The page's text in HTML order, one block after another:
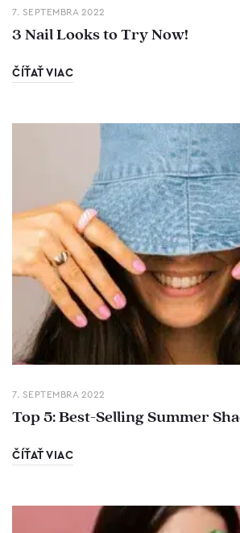
7. SEPTEMBRA 2022
3 Nail Looks to Try Now!
ČÍŤAŤ VIAC
7. SEPTEMBRA 2022
Top 5: Best-Selling Summer
ČÍŤAŤ VIAC